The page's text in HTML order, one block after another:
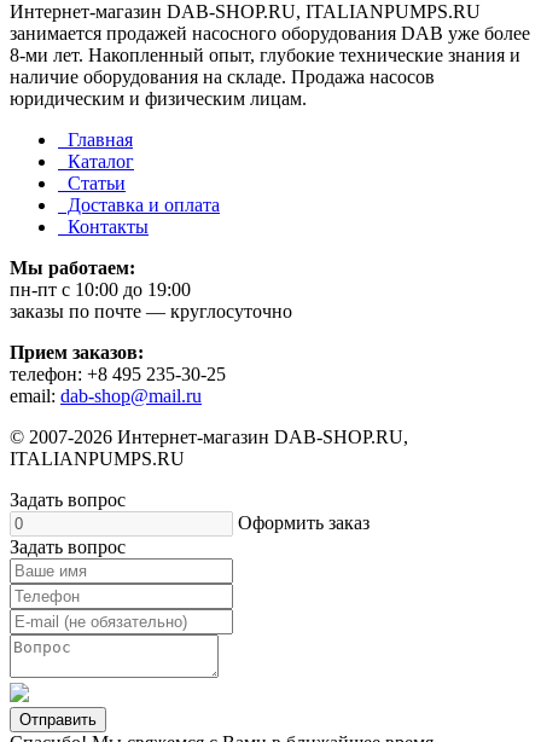
Интернет-магазин DAB-SHOP.RU, ITALIANPUMPS.RU
занимается продажей насосного оборудования DAB уже более
8-ми лет. Накопленный опыт, глубокие технические знания и
наличие оборудования на складе. Продажа насосов
юридическим и физическим лицам.
Главная
Каталог
Статьи
Доставка и оплата
Контакты
Мы работаем:
пн-пт c 10:00 до 19:00
заказы по почте — круглосуточно
Прием заказов:
телефон: +8 495 235-30-25
email: dab-shop@mail.ru
© 2007-2026 Интернет-магазин DAB-SHOP.RU,
ITALIANPUMPS.RU
Задать вопрос
Оформить заказ
Задать вопрос